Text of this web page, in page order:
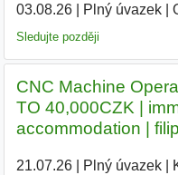
03.08.26| Plný úvazek|
Sledujte později
CNC Machine
TO 40,000CZK |
accommodation |
21.07.26| Plný úvazek|